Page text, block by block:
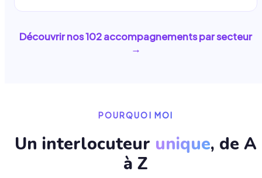
Découvrir nos102accompagnements par secteur
→
POURQUOI MOI
Un interlocuteur unique, de A
à Z